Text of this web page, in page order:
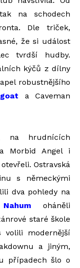
na schodech
Dle triček,
že si událost
tvrdší hudby.
kýčů z dílny
robustnějšího
a Caveman
na hrudnících
Morbid Angel i
Ostravská
s německými
dva pohledy na
Nahum oháněli
staré škole
volili modernější
a jiným,
případech šlo o